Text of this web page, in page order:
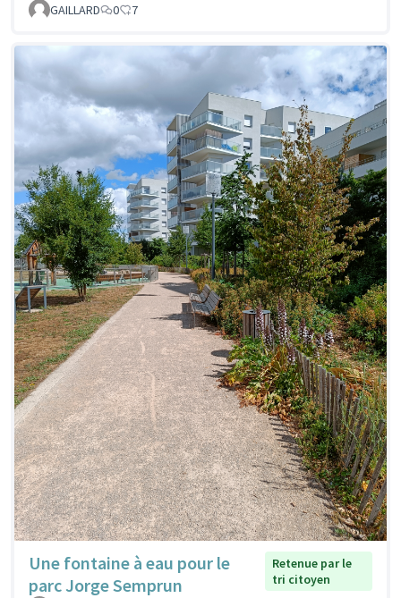
GAILLARD
0 7
Une fontaine à eau pour le
parc Jorge Semprun
Retenue par le
tri citoyen